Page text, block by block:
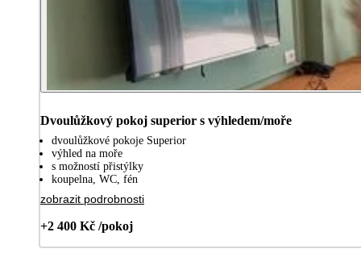
Dvoulůžkový pokoj superior s výhledem/moře
dvoulůžkové pokoje Superior
výhled na moře
s možností přistýlky
koupelna, WC, fén
zobrazit podrobnosti
+2 400 Kč /pokoj